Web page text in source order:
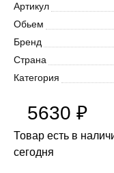
Артикул
Обьем
Бренд
Страна
Категория
5630 ₽
Товар есть в
сегодня